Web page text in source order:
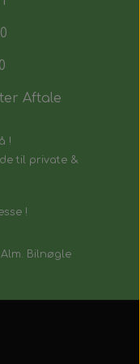
Aftale
!
til private &
!
Bilnøgle